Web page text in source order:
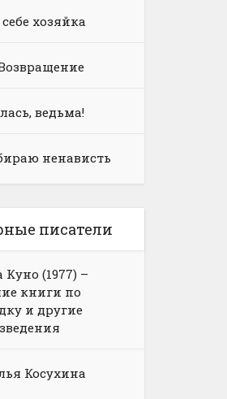
хозяйка
Возвращение
ведьма!
ненависть
писатели
Куно (1977) –
книги по
и другие
Косухина